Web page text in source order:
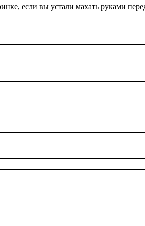
если вы устали махать руками